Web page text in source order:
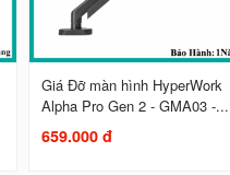
Giá Đỡ màn hình HyperWork
Alpha Pro Gen 2 - GMA03 -...
659.000 đ